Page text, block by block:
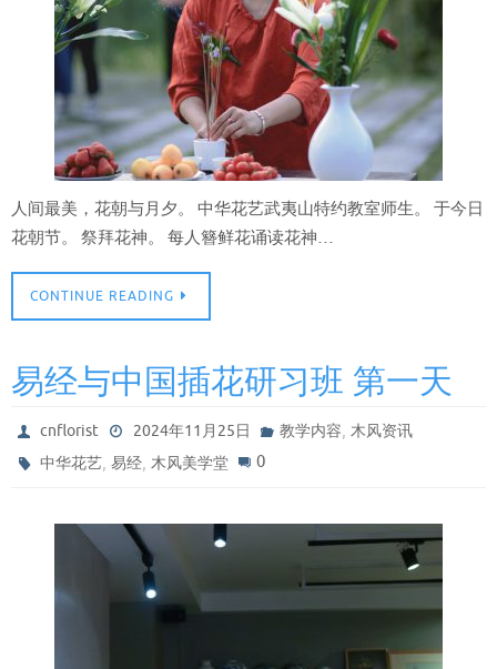
人间最美，花朝与月夕。 中华花艺武夷山特约教室师生。 于今日
花朝节。 祭拜花神。 每人簪鲜花诵读花神…
CONTINUE READING
易经与中国插花研习班 第一天
cnflorist 2024年11月25日 教学内容, 木风资讯
中华花艺,易经,木风美学堂 0